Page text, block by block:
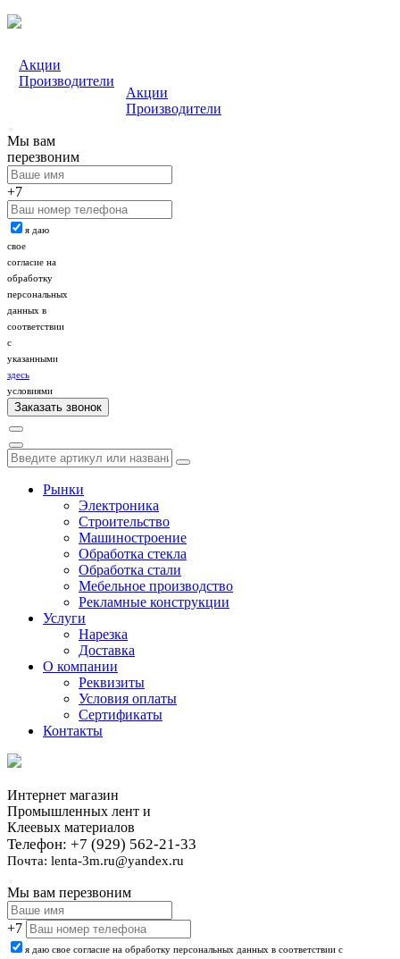
Акции
Производители
Акции
Производители
Мы вам
перезвоним
+7
я даю
свое
согласие на
обработку
персональных
данных в
соответствии
с
указанными
здесь
условиями
Рынки
Электроника
Строительство
Машиностроение
Обработка стекла
Обработка стали
Мебельное производство
Рекламные конструкции
Услуги
Нарезка
Доставка
О компании
Реквизиты
Условия оплаты
Сертификаты
Контакты
Интернет магазин
Промышленных лент и
Клеевых материалов
Телефон: +7 (929) 562-21-33
Почта: lenta-3m.ru@yandex.ru
Мы вам перезвоним
+7
я даю свое согласие на обработку персональных данных в соответствии с